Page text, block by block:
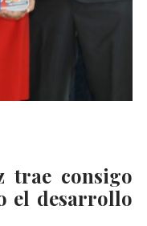
trae consigo
el desarrollo